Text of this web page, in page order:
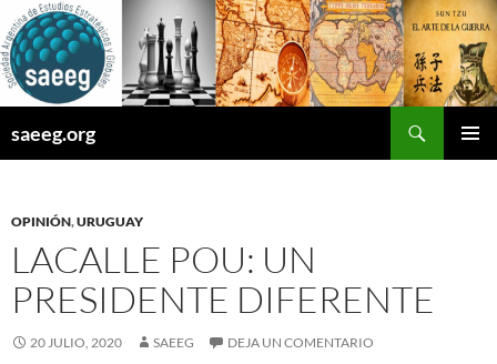
Saltar
al
contenido
saeeg.org
OPINIÓN,URUGUAY
LACALLE POU: UN
PRESIDENTE DIFERENTE
20 JULIO, 2020 SAEEG DEJA UN COMENTARIO